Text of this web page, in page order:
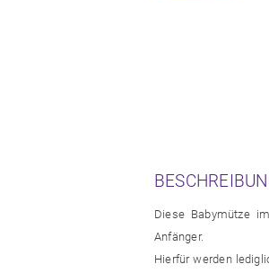
Diese Babymütze
Anfänger.
Hierfür werden